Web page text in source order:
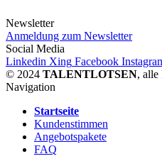
Newsletter
Anmeldung zum Newsletter
Social Media
Linkedin Xing Facebook
© 2024 TALENTLOTSEN, alle
Navigation
Startseite
Kundenstimmen
Angebotspakete
FAQ